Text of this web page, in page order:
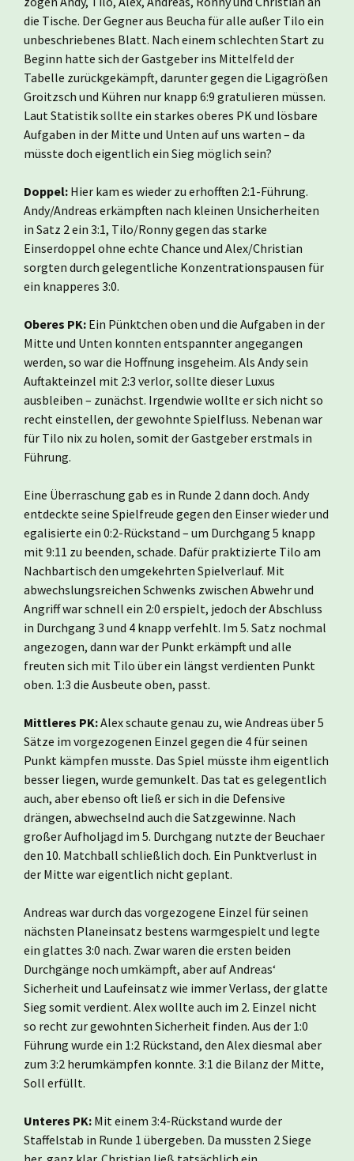
die Tische. Der Gegner aus Beucha für alle außer Tilo ein
unbeschriebenes Blatt. Nach einem schlechten Start zu
Beginn hatte sich der Gastgeber ins Mittelfeld der
Tabelle zurückgekämpft, darunter gegen die Ligagrößen
Groitzsch und Kühren nur knapp 6:9 gratulieren müssen.
Laut Statistik sollte ein starkes oberes PK und lösbare
Aufgaben in der Mitte und Unten auf uns warten – da
müsste doch eigentlich ein Sieg möglich sein?
Doppel: Hier kam es wieder zu erhofften 2:1-Führung.
Andy/Andreas erkämpften nach kleinen Unsicherheiten
in Satz 2 ein 3:1, Tilo/Ronny gegen das starke
Einserdoppel ohne echte Chance und Alex/Christian
sorgten durch gelegentliche Konzentrationspausen für
ein knapperes 3:0.
Oberes PK: Ein Pünktchen oben und die Aufgaben in der
Mitte und Unten konnten entspannter angegangen
werden, so war die Hoffnung insgeheim. Als Andy sein
Auftakteinzel mit 2:3 verlor, sollte dieser Luxus
ausbleiben – zunächst. Irgendwie wollte er sich nicht so
recht einstellen, der gewohnte Spielfluss. Nebenan war
für Tilo nix zu holen, somit der Gastgeber erstmals in
Führung.
Eine Überraschung gab es in Runde 2 dann doch. Andy
entdeckte seine Spielfreude gegen den Einser wieder und
egalisierte ein 0:2-Rückstand – um Durchgang 5 knapp
mit 9:11 zu beenden, schade. Dafür praktizierte Tilo am
Nachbartisch den umgekehrten Spielverlauf. Mit
abwechslungsreichen Schwenks zwischen Abwehr und
Angriff war schnell ein 2:0 erspielt, jedoch der Abschluss
in Durchgang 3 und 4 knapp verfehlt. Im 5. Satz nochmal
angezogen, dann war der Punkt erkämpft und alle
freuten sich mit Tilo über ein längst verdienten Punkt
oben. 1:3 die Ausbeute oben, passt.
Mittleres PK:Alex schaute genau zu, wie Andreas über 5
Sätze im vorgezogenen Einzel gegen die 4 für seinen
Punkt kämpfen musste. Das Spiel müsste ihm eigentlich
besser liegen, wurde gemunkelt. Das tat es gelegentlich
auch, aber ebenso oft ließ er sich in die Defensive
drängen, abwechselnd auch die Satzgewinne. Nach
großer Aufholjagd im 5. Durchgang nutzte der Beuchaer
den 10. Matchball schließlich doch. Ein Punktverlust in
der Mitte war eigentlich nicht geplant.
Andreas war durch das vorgezogene Einzel für seinen
nächsten Planeinsatz bestens warmgespielt und legte
ein glattes 3:0 nach. Zwar waren die ersten beiden
Durchgänge noch umkämpft, aber auf Andreas‘
Sicherheit und Laufeinsatz wie immer Verlass, der glatte
Sieg somit verdient. Alex wollte auch im 2. Einzel nicht
so recht zur gewohnten Sicherheit finden. Aus der 1:0
Führung wurde ein 1:2 Rückstand, den Alex diesmal aber
zum 3:2 herumkämpfen konnte. 3:1 die Bilanz der Mitte,
Soll erfüllt.
Unteres PK: Mit einem 3:4-Rückstand wurde der
Staffelstab in Runde 1 übergeben. Da mussten 2 Siege